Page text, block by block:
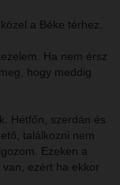
a Béke térhez.
Ha nem érsz
hogy meddig
Hétfőn, szerdán és
találkozni nem
Ezeken a
ezért ha ekkor